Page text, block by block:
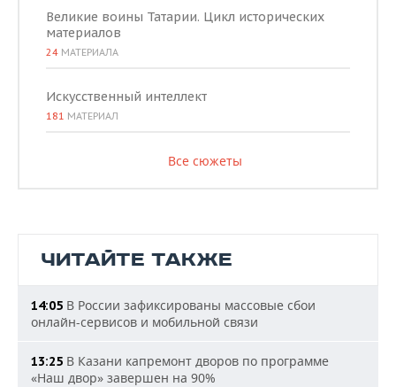
Великие воины Татарии. Цикл исторических
материалов
24 МАТЕРИАЛА
Искусственный интеллект
181 МАТЕРИАЛ
Все сюжеты
ЧИТАЙТЕ ТАКЖЕ
14:05 В России зафиксированы массовые сбои
онлайн-сервисов и мобильной связи
13:25 В Казани капремонт дворов по программе
«Наш двор» завершен на 90%